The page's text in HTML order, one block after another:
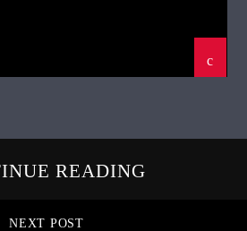
READING
NEXT POST